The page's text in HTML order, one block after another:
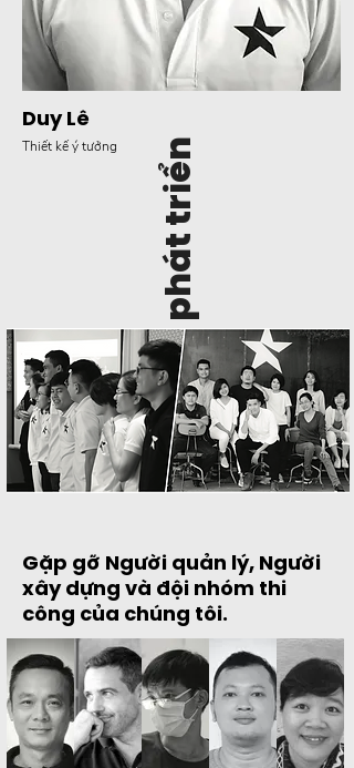
Duy Lê
Thiết kế ý tưởng Nhóm phát triển
Gặp gỡ Người quản lý, Người
xây dựng và đội nhóm thi
công của chúng tôi.